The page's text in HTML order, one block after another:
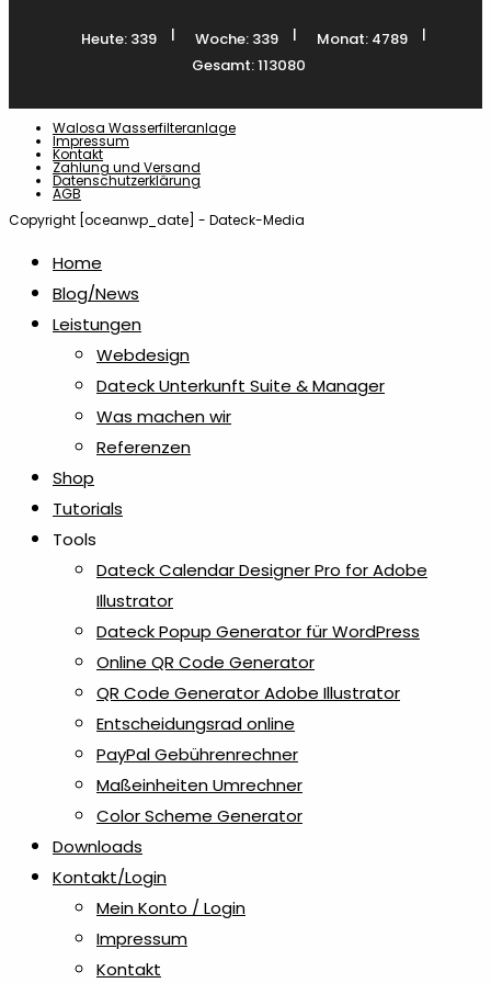
Flaschenöffner 15
Flyer 4
Geldklammern
Halbton Bilder
Holz- & Bambus-Stifte
Isolierflaschen & Vakuumflaschen
Kaffee- & Tee Accessoires
Kaffeetassen
Kreditkartenetuis
Kreiden & Buntstifte
Kugelschreiber Metall & Aluminium
Laser-Dateien
Lineale & Lesezeichen
Heute: 339 | Woche: 339 | Monat: 4789
|
Gesamt: 113080
Walosa Wasserfilteranlage
Impressum
Kontakt
Zahlung und Versand
Datenschutzerklärung
AGB
Copyright [oceanwp_date] - Dateck-Media
Home
Blog/News
Leistungen
Webdesign
Dateck Unterkunft Suite & Manager
Was machen wir
Referenzen
Shop
Tutorials
Tools
Dateck Calendar Designer Pro for Adobe
Illustrator
Dateck Popup Generator für WordPress
Online QR Code Generator
QR Code Generator Adobe Illustrator
Entscheidungsrad online
PayPal Gebührenrechner
Maßeinheiten Umrechner
Color Scheme Generator
Downloads
Kontakt/Login
Mein Konto / Login
Impressum
Kontakt